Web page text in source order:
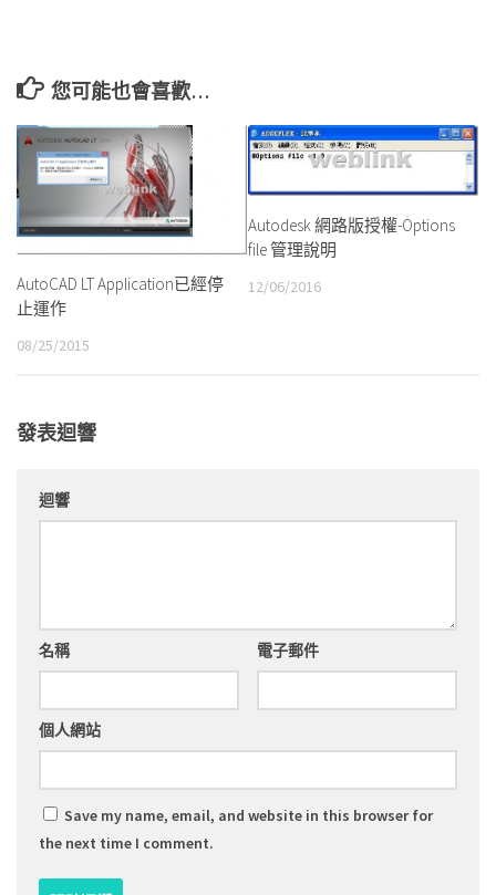
您可能也會喜歡…
AutoCAD LT Application已經停
止運作
08/25/2015
Autodesk 網路版授權-Options
file 管理說明
12/06/2016
發表迴響
迴響
名稱 電子郵件
個人網站
Save my name, email, and website in this browser for
the next time I comment.